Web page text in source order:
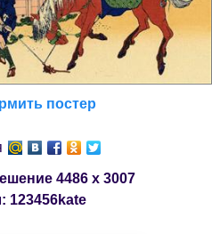
постер
4486 x 3007
123456kate